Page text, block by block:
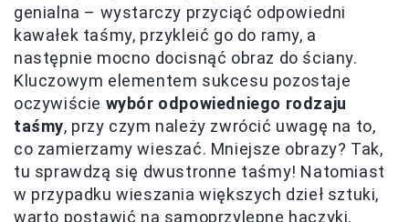
genialna – wystarczy przyciąć odpowiedni
kawałek taśmy, przykleić go do ramy, a
następnie mocno docisnąć obraz do ściany.
Kluczowym elementem sukcesu pozostaje
oczywiście wybór odpowiedniego rodzaju
taśmy, przy czym należy zwrócić uwagę na to,
co zamierzamy wieszać. Mniejsze obrazy? Tak,
tu sprawdzą się dwustronne taśmy! Natomiast
w przypadku wieszania większych dzieł sztuki,
warto postawić na samoprzylepne haczyki,